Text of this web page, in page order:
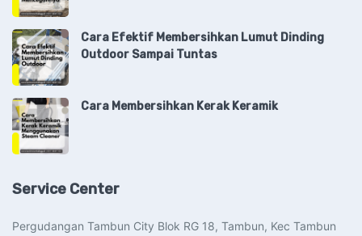
Cara Efektif Membersihkan Lumut Dinding
Outdoor Sampai Tuntas
Cara Membersihkan Kerak Keramik
Service Center
Pergudangan Tambun City Blok RG 18, Tambun, Kec Tambun